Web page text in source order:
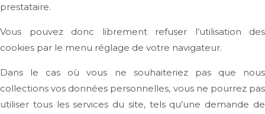
prestataire.
Vous pouvez donc librement refuser l’utilisation des
cookies par le menu réglage de votre navigateur.
Dans le cas où vous ne souhaiteriez pas que nous
collections vos données personnelles, vous ne pourrez pas
utiliser tous les services du site, tels qu’une demande de